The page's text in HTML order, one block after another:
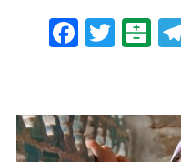
F
a
e
b
T
w
e
r
B
al
ar
in